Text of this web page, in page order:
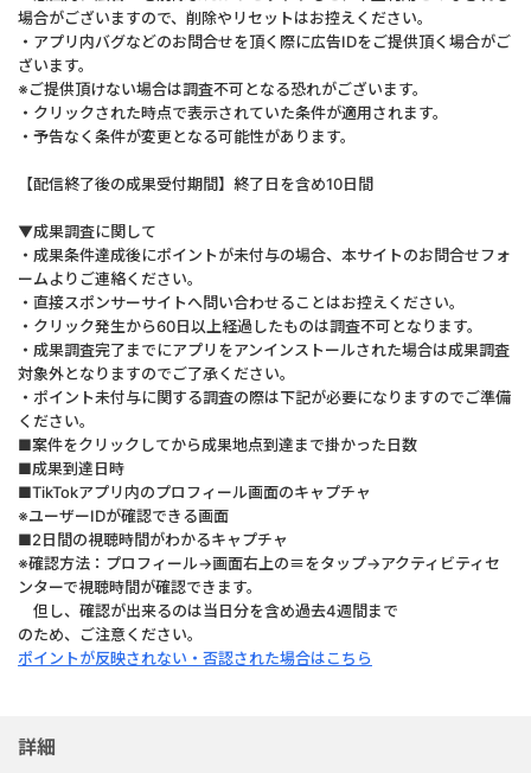
場合がございますので、削除やリセットはお控えください。
・アプリ内バグなどのお問合せを頂く際に広告IDをご提供頂く場合がご
ざいます。
※ご提供頂けない場合は調査不可となる恐れがございます。
・クリックされた時点で表示されていた条件が適用されます。
・予告なく条件が変更となる可能性があります。
【配信終了後の成果受付期間】終了日を含め10日間
▼成果調査に関して
・成果条件達成後にポイントが未付与の場合、本サイトのお問合せフォ
ームよりご連絡ください。
・直接スポンサーサイトへ問い合わせることはお控えください。
・クリック発生から60日以上経過したものは調査不可となります。
・成果調査完了までにアプリをアンインストールされた場合は成果調査
対象外となりますのでご了承ください。
・ポイント未付与に関する調査の際は下記が必要になりますのでご準備
ください。
■案件をクリックしてから成果地点到達まで掛かった日数
■成果到達日時
■TikTokアプリ内のプロフィール画面のキャプチャ
※ユーザーIDが確認できる画面
■2日間の視聴時間がわかるキャプチャ
※確認方法：プロフィール→画面右上の≡をタップ→アクティビティセ
ンターで視聴時間が確認できます。
但し、確認が出来るのは当日分を含め過去4週間まで
のため、ご注意ください。
ポイントが反映されない・否認された場合はこちら
詳細